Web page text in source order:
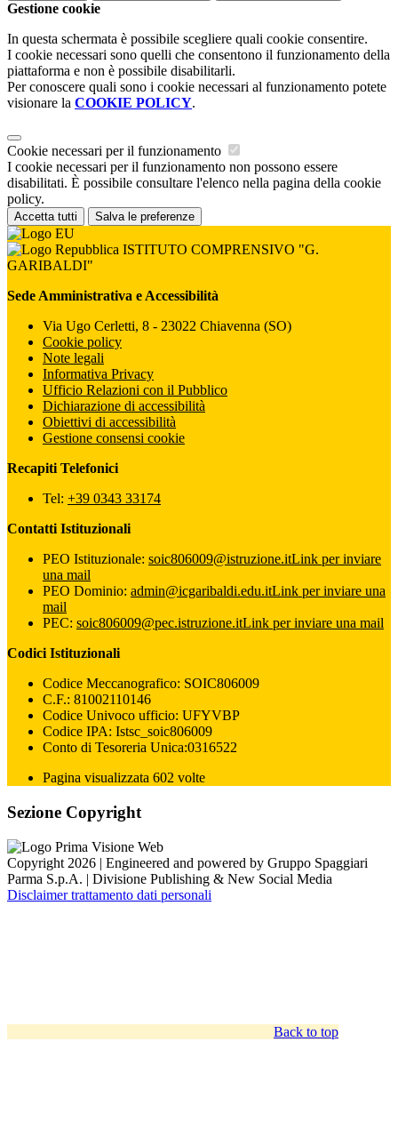
Gestione cookie
In questa schermata è possibile scegliere quali cookie consentire.
I cookie necessari sono quelli che consentono il funzionamento della
piattaforma e non è possibile disabilitarli.
Per conoscere quali sono i cookie necessari al funzionamento potete
visionare la COOKIE POLICY.
Cookie necessari per il funzionamento
I cookie necessari per il funzionamento non possono essere
disabilitati. È possibile consultare l'elenco nella pagina della cookie
policy.
Accetta tutti Salva le preferenze
ISTITUTO COMPRENSIVO "G.
GARIBALDI"
Sede Amministrativa e Accessibilità
Via Ugo Cerletti, 8 - 23022 Chiavenna (SO)
Cookie policy
Note legali
Informativa Privacy
Ufficio Relazioni con il Pubblico
Dichiarazione di accessibilità
Obiettivi di accessibilità
Gestione consensi cookie
Recapiti Telefonici
Tel: +39 0343 33174
Contatti Istituzionali
PEO Istituzionale: soic806009@istruzione.itLink per inviare
una mail
PEO Dominio: admin@icgaribaldi.edu.itLink per inviare una
mail
PEC: soic806009@pec.istruzione.itLink per inviare una mail
Codici Istituzionali
Codice Meccanografico: SOIC806009
C.F.: 81002110146
Codice Univoco ufficio: UFYVBP
Codice IPA: Istsc_soic806009
Conto di Tesoreria Unica:0316522
Pagina visualizzata 602 volte
Sezione Copyright
Copyright 2026 | Engineered and powered by Gruppo Spaggiari
Parma S.p.A. | Divisione Publishing & New Social Media
Disclaimer trattamento dati personali
Back to top